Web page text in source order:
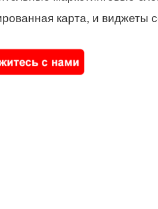
карта, и виджеты